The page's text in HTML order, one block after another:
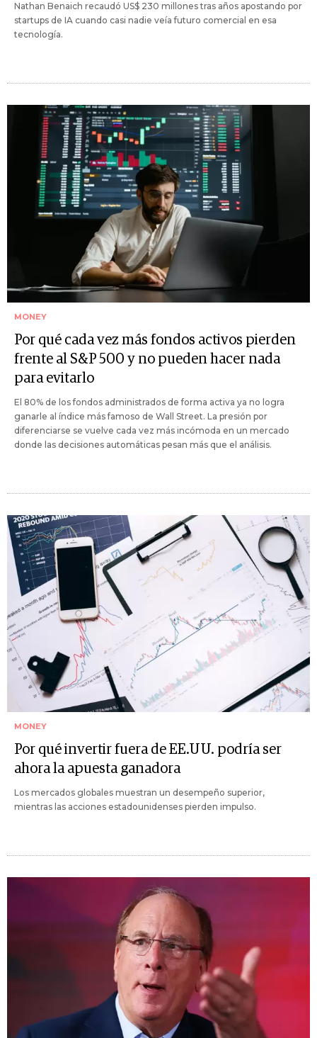
Nathan Benaich recaudó US$ 230 millones tras años apostando por
startups de IA cuando casi nadie veía futuro comercial en esa
tecnología.
MONEY
Por qué cada vez más fondos activos pierden
frente al S&P 500 y no pueden hacer nada
para evitarlo
El 80% de los fondos administrados de forma activa ya no logra
ganarle al índice más famoso de Wall Street. La presión por
diferenciarse se vuelve cada vez más incómoda en un mercado
donde las decisiones automáticas pesan más que el análisis.
MONEY
Por qué invertir fuera de EE.UU. podría ser
ahora la apuesta ganadora
Los mercados globales muestran un desempeño superior,
mientras las acciones estadounidenses pierden impulso.